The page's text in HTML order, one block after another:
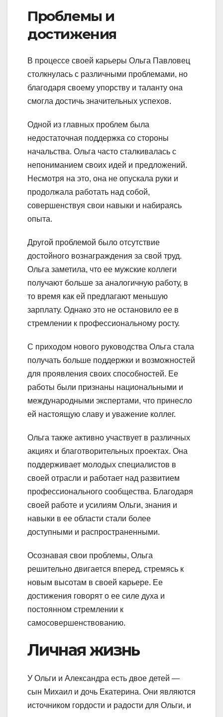
Проблемы и
достижения
В процессе своей карьеры Ольга Павловец
столкнулась с различными проблемами, но
благодаря своему упорству и таланту она
смогла достичь значительных успехов.
Одной из главных проблем была
недостаточная поддержка со стороны
начальства. Ольга часто сталкивалась с
непониманием своих идей и предложений.
Несмотря на это, она не опускала руки и
продолжала работать над собой,
совершенствуя свои навыки и набираясь
опыта.
Другой проблемой было отсутствие
достойного вознаграждения за свой труд.
Ольга заметила, что ее мужские коллеги
получают больше за аналогичную работу, в
то время как ей предлагают меньшую
зарплату. Однако это не остановило ее в
стремлении к профессиональному росту.
С приходом нового руководства Ольга стала
получать больше поддержки и возможностей
для проявления своих способностей. Ее
работы были признаны национальными и
международными экспертами, что принесло
ей настоящую славу и уважение коллег.
Ольга также активно участвует в различных
акциях и благотворительных проектах. Она
поддерживает молодых специалистов в
своей отрасли и работает над развитием
профессионального сообщества. Благодаря
своей работе и усилиям Ольги, знания и
навыки в ее области стали более
доступными и распространенными.
Осознавая свои проблемы, Ольга
решительно двигается вперед, стремясь к
новым высотам в своей карьере. Ее
достижения говорят о ее силе духа и
постоянном стремлении к
самосовершенствованию.
Личная жизнь
У Ольги и Александра есть двое детей —
сын Михаил и дочь Екатерина. Они являются
источником гордости и радости для Ольги, и